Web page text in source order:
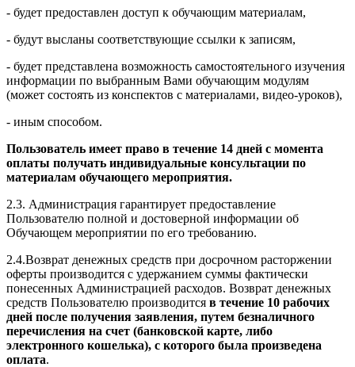
- будет предоставлен доступ к обучающим материалам,
- будут высланы соответствующие ссылки к записям,
- будет представлена возможность самостоятельного изучения
информации по выбранным Вами обучающим модулям
(может состоять из конспектов с материалами, видео-уроков),
- иным способом.
Пользователь имеет право в течение 14 дней с момента
оплаты получать индивидуальные консультации по
материалам обучающего мероприятия.
2.3. Администрация гарантирует предоставление
Пользователю полной и достоверной информации об
Обучающем мероприятии по его требованию.
2.4.Возврат денежных средств при досрочном расторжении
оферты производится с удержанием суммы фактически
понесенных Администрацией расходов. Возврат денежных
средств Пользователю производится в течение 10 рабочих
дней после получения заявления, путем безналичного
перечисления на счет (банковской карте, либо
электронного кошелька), с которого была произведена
оплата.